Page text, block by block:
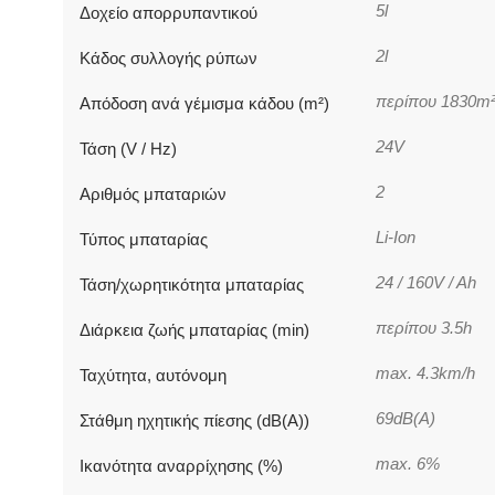
Δοχείο απορρυπαντικού 5l
Κάδος συλλογής ρύπων 2l
Απόδοση ανά γέμισμα κάδου (m²) περίπου 1830m²
Τάση (V / Hz) 24V
Αριθμός μπαταριών 2
Τύπος μπαταρίας Li-Ion
Τάση/χωρητικότητα μπαταρίας 24 / 160V / Ah
Διάρκεια ζωής μπαταρίας (min) περίπου 3.5h
Ταχύτητα, αυτόνομη max. 4.3km/h
Στάθμη ηχητικής πίεσης (dB(A)) 69dB(A)
Ικανότητα αναρρίχησης (%) max. 6%